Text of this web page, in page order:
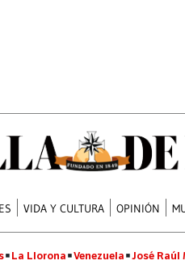
VIDA Y CULTURA OPINIÓN
La Llorona Venezuela José Raúl